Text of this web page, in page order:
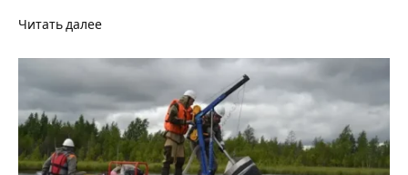
Читать далее